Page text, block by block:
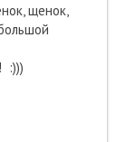
щенок,
:)))